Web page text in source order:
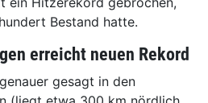
Bestand hatte.
erreicht neuen Rekord
gesagt in den